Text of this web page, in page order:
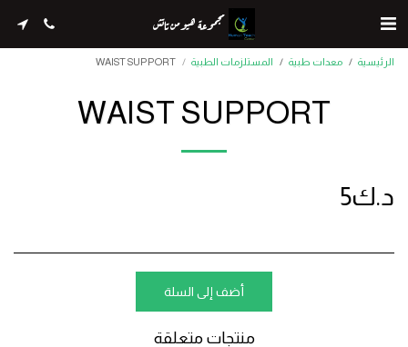
مجموعة هيومن تاتش
الرئيسية معدات طبية المستلزمات الطبية WAIST SUPPORT
WAIST SUPPORT
د.ك5
أضف إلى السلة
منتجات متعلقة